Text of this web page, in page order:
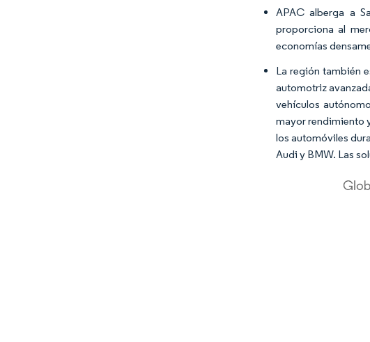
APAC alberga a
proporciona al
economías
La región también
automotriz
vehículos
mayor rendimiento
los automóviles
Audi y BMW. Las